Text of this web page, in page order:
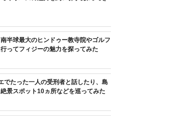
半球最大のヒンドゥー教寺院やゴルフ
ってフィジーの魅力を探ってみた
でたった一人の受刑者と話したり、島
景スポット10ヵ所などを巡ってみた